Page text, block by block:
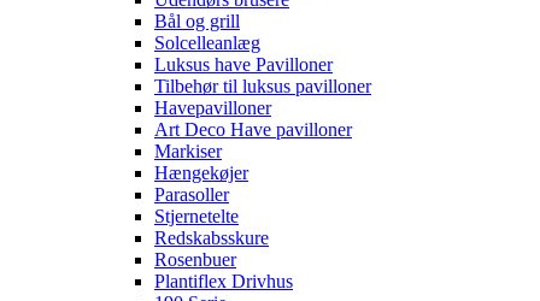
Bål og grill
Solcelleanlæg
Luksus have Pavilloner
Tilbehør til luksus pavilloner
Havepavilloner
Art Deco Have pavilloner
Markiser
Hængekøjer
Parasoller
Stjernetelte
Redskabsskure
Rosenbuer
Plantiflex Drivhus